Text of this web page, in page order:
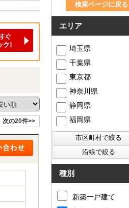
入するメリット
西東京市 東村山市 東大和市
瀬市 練馬区
所 東久留米営業所
次の20件>>
検索ページに戻る
エリア
埼玉県
千葉県
東京都
神奈川県
静岡県
福岡県
種別
新築一戸建て